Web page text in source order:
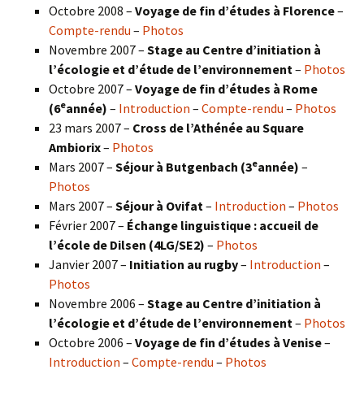
Octobre 2008 – Voyage de fin d’études à Florence–
Compte-rendu – Photos
Novembre 2007 – Stage au Centre d’initiation à
l’écologie et d’étude de l’environnement – Photos
Octobre 2007 – Voyage de fin d’études à Rome
(6eannée) – Introduction – Compte-rendu – Photos
23 mars 2007 – Cross de l’Athénée au Square
Ambiorix– Photos
Mars 2007 – Séjour à Butgenbach (3eannée) –
Photos
Mars 2007 – Séjour à Ovifat – Introduction – Photos
Février 2007 – Échange linguistique : accueil de
l’école de Dilsen (4LG/SE2) – Photos
Janvier 2007 – Initiation au rugby– Introduction –
Photos
Novembre 2006 – Stage au Centre d’initiation à
l’écologie et d’étude de l’environnement – Photos
Octobre 2006 – Voyage de fin d’études à Venise–
Introduction – Compte-rendu – Photos